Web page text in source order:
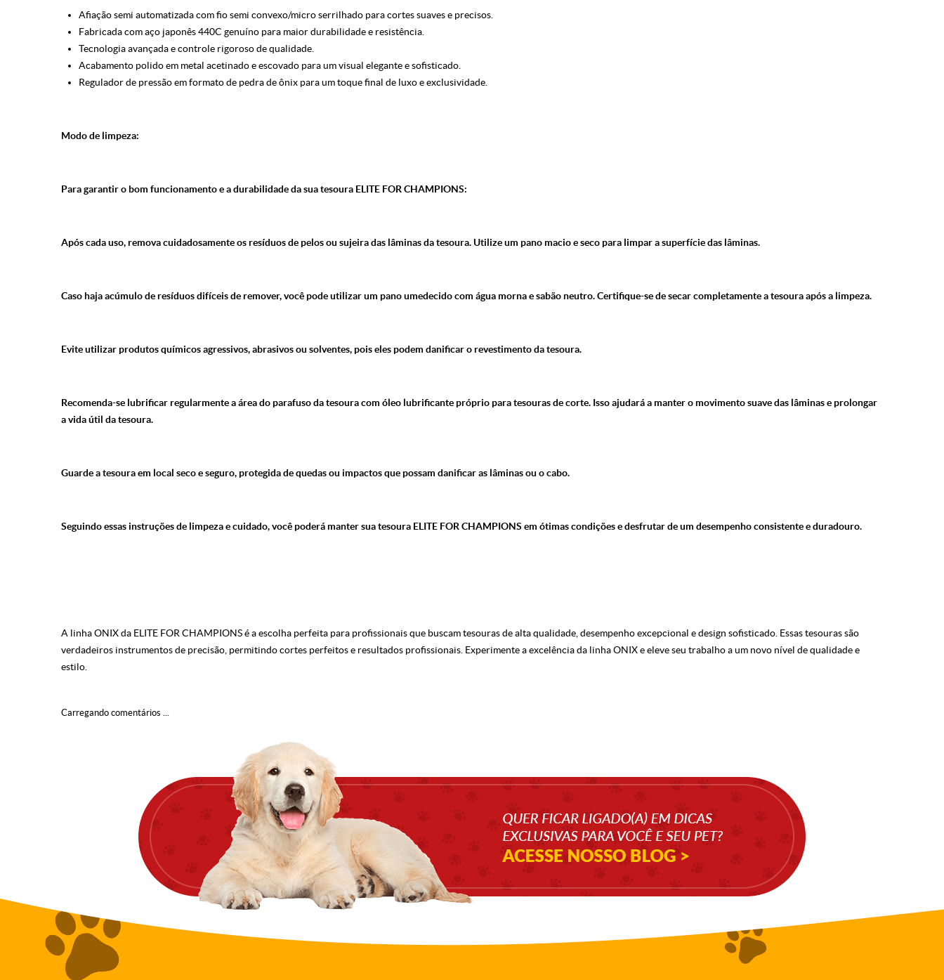
Afiação semi automatizada com fio semi convexo/micro serrilhado para cortes suaves e precisos.
Fabricada com aço japonês 440C genuíno para maior durabilidade e resistência.
Tecnologia avançada e controle rigoroso de qualidade.
Acabamento polido em metal acetinado e escovado para um visual elegante e sofisticado.
Regulador de pressão em formato de pedra de ônix para um toque final de luxo e exclusividade.
Modo de limpeza:
Para garantir o bom funcionamento e a durabilidade da sua tesoura ELITE FOR CHAMPIONS:
Após cada uso, remova cuidadosamente os resíduos de pelos ou sujeira das lâminas da tesoura. Utilize um pano macio e seco para limpar a superfície das lâminas.
Caso haja acúmulo de resíduos difíceis de remover, você pode utilizar um pano umedecido com água morna e sabão neutro. Certifique-se de secar completamente a tesoura após a limpeza.
Evite utilizar produtos químicos agressivos, abrasivos ou solventes, pois eles podem danificar o revestimento da tesoura.
Recomenda-se lubrificar regularmente a área do parafuso da tesoura com óleo lubrificante próprio para tesouras de corte. Isso ajudará a manter o movimento suave das lâminas e prolongar
a vida útil da tesoura.
Guarde a tesoura em local seco e seguro, protegida de quedas ou impactos que possam danificar as lâminas ou o cabo.
Seguindo essas instruções de limpeza e cuidado, você poderá manter sua tesoura ELITE FOR CHAMPIONS em ótimas condições e desfrutar de um desempenho consistente e duradouro.
A linha ONIX da ELITE FOR CHAMPIONS é a escolha perfeita para profissionais que buscam tesouras de alta qualidade, desempenho excepcional e design sofisticado. Essas tesouras são
verdadeiros instrumentos de precisão, permitindo cortes perfeitos e resultados profissionais. Experimente a excelência da linha ONIX e eleve seu trabalho a um novo nível de qualidade e
estilo.
Carregando comentários ...